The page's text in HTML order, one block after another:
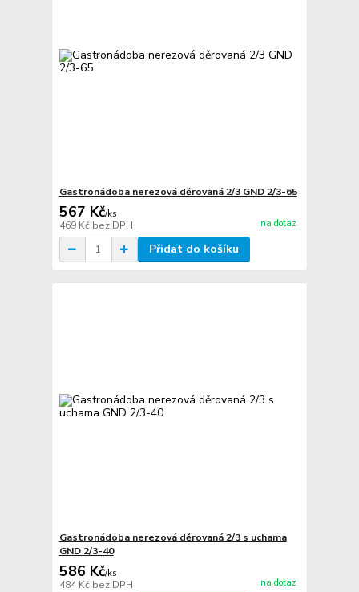
Gastronádoba nerezová děrovaná 2/3 GND 2/3-65
567 Kč/ks
469 Kč bez DPH na dotaz
Přidat do košíku
Gastronádoba nerezová děrovaná 2/3 s uchama
GND 2/3-40
586 Kč/ks
484 Kč bez DPH na dotaz